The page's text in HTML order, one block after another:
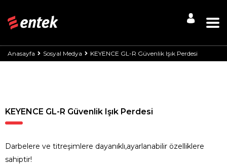
Anasayfa Sosyal Medya KEYENCE GL-R Güvenlik Işık Perdesi
KEYENCE GL-R Güvenlik Işık Perdesi
Darbelere ve titreşimlere dayanıklı,ayarlanabilir özelliklere
sahiptir!